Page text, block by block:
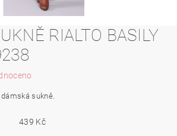
RIALTO BASILY
sukně.
439 Kč